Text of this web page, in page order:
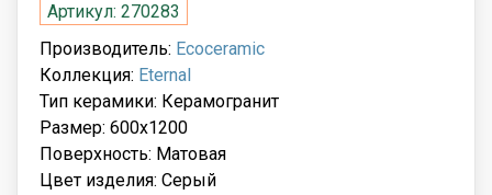
Артикул: 270283
Производитель: Ecoceramic
Коллекция: Eternal
Тип керамики: Керамогранит
Размер: 600x1200
Поверхность: Матовая
Цвет изделия: Серый